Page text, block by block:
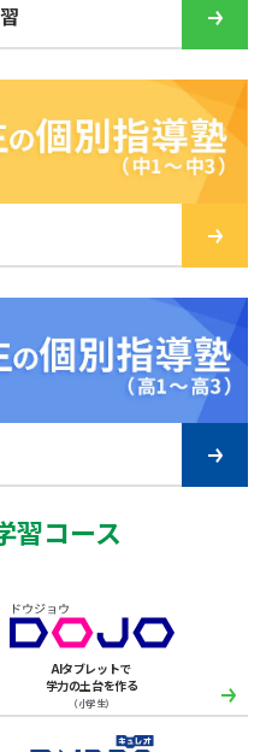
習コース
AIタブレットで
学力の土台を作る
（小学生）